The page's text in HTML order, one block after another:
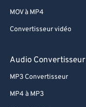
MOV à MP4
Convertisseur vidéo
Audio Convertisseur
MP3 Convertisseur
MP4 à MP3